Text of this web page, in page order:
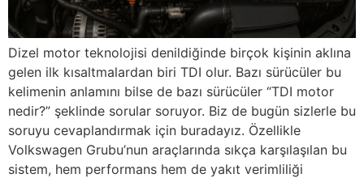
Dizel motor teknolojisi denildiğinde birçok kişinin aklına
gelen ilk kısaltmalardan biri TDI olur. Bazı sürücüler bu
kelimenin anlamını bilse de bazı sürücüler “TDI motor
nedir?” şeklinde sorular soruyor. Biz de bugün sizlerle bu
soruyu cevaplandırmak için buradayız. Özellikle
Volkswagen Grubu’nun araçlarında sıkça karşılaşılan bu
sistem, hem performans hem de yakıt verimliliği